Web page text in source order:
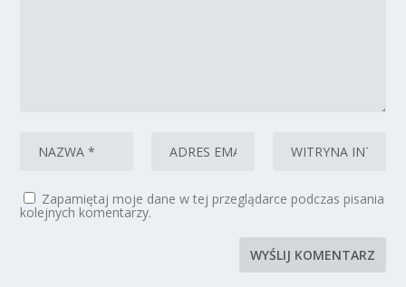
Zapamiętaj moje dane w tej przeglądarce podczas pisania
kolejnych komentarzy.